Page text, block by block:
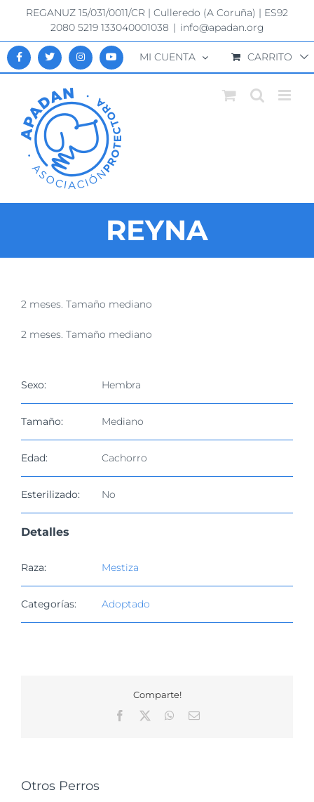
Saltar
contenido
REGANUZ 15/031/0011/CR | Culleredo (A Coruña) | ES92
2080 5219 133040001038 | info@apadan.org
MI CUENTA CARRITO
REYNA
Ver
más
2 meses. Tamaño mediano
2 meses. Tamaño mediano
Sexo: Hembra
Tamaño: Mediano
Edad: Cachorro
Esterilizado: No
Detalles
Raza: Mestiza
Categorías: Adoptado
Comparte!
Facebook
WhatsApp
Correo
Otros Perros